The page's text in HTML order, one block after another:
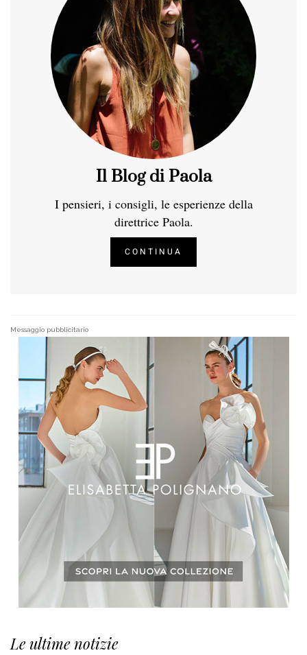
Il Blog di Paola
I pensieri, i consigli, le esperienze della
direttrice Paola.
CONTINUA
Messaggio pubblicitario
Le ultime notizie